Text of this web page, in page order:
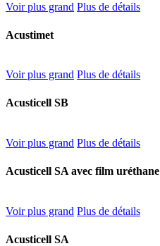
Voir plus grand Plus de détails
Acustimet
Voir plus grand Plus de détails
Acusticell SB
Voir plus grand Plus de détails
Acusticell SA avec film uréthane
Voir plus grand Plus de détails
Acusticell SA